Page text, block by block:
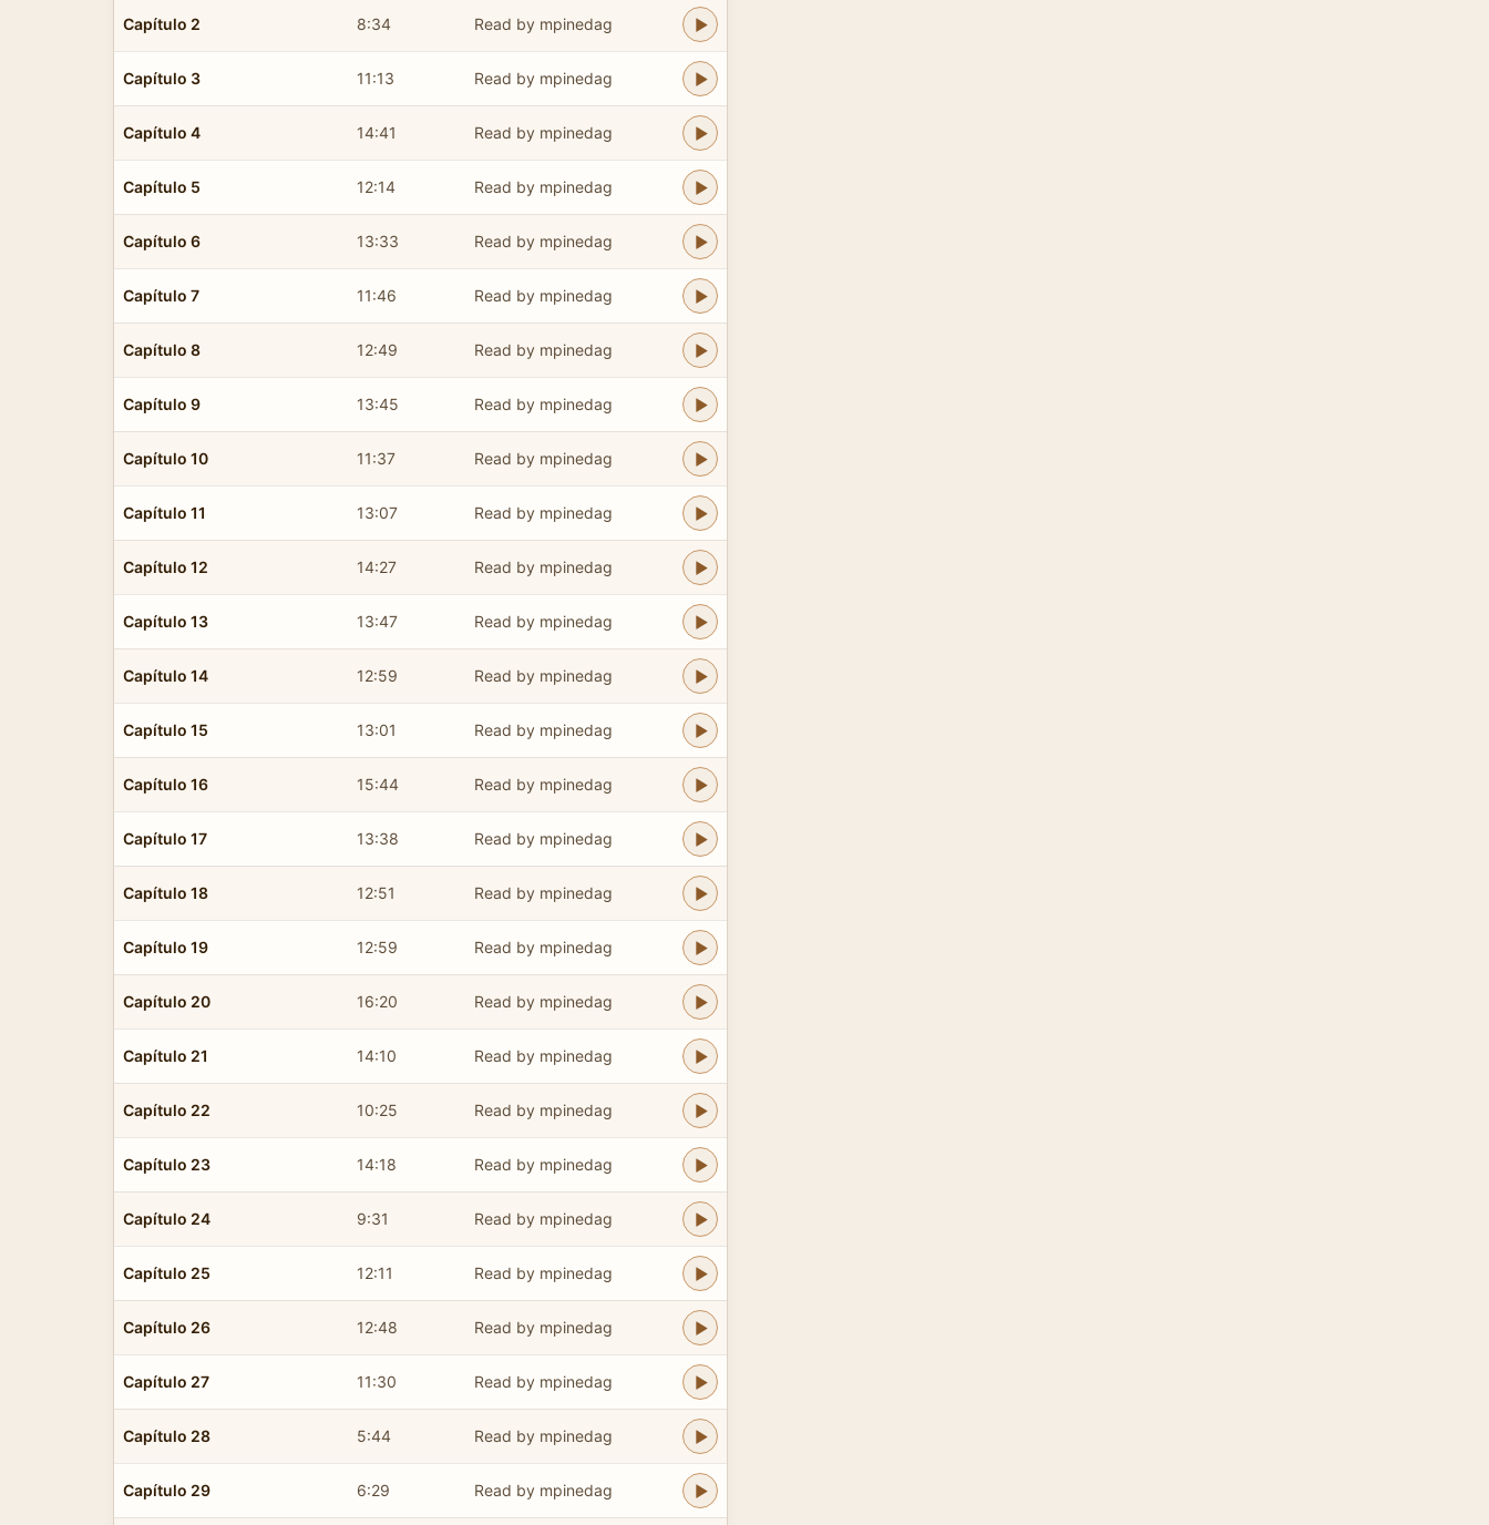
Capítulo 2 8:34 Read by mpinedag
Capítulo 3 11:13 Read by mpinedag
Capítulo 4 14:41 Read by mpinedag
Capítulo 5 12:14 Read by mpinedag
Capítulo 6 13:33 Read by mpinedag
Capítulo 7 11:46 Read by mpinedag
Capítulo 8 12:49 Read by mpinedag
Capítulo 9 13:45 Read by mpinedag
Capítulo 10 11:37 Read by mpinedag
Capítulo 11 13:07 Read by mpinedag
Capítulo 12 14:27 Read by mpinedag
Capítulo 13 13:47 Read by mpinedag
Capítulo 14 12:59 Read by mpinedag
Capítulo 15 13:01 Read by mpinedag
Capítulo 16 15:44 Read by mpinedag
Capítulo 17 13:38 Read by mpinedag
Capítulo 18 12:51 Read by mpinedag
Capítulo 19 12:59 Read by mpinedag
Capítulo 20 16:20 Read by mpinedag
Capítulo 21 14:10 Read by mpinedag
Capítulo 22 10:25 Read by mpinedag
Capítulo 23 14:18 Read by mpinedag
Capítulo 24 9:31 Read by mpinedag
Capítulo 25 12:11 Read by mpinedag
Capítulo 26 12:48 Read by mpinedag
Capítulo 27 11:30 Read by mpinedag
Capítulo 28 5:44 Read by mpinedag
Capítulo 29 6:29 Read by mpinedag